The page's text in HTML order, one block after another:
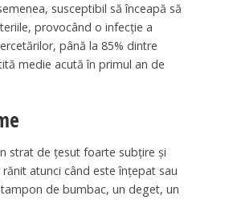
susceptibil să înceapă să
provocând o infecție a
până la 85% dintre
medie acută în primul an de
strat de țesut foarte subțire și
atunci când este înțepat sau
de bumbac, un deget, un